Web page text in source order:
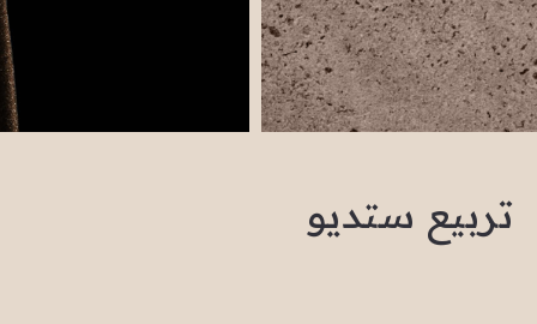
تربيع ستديو